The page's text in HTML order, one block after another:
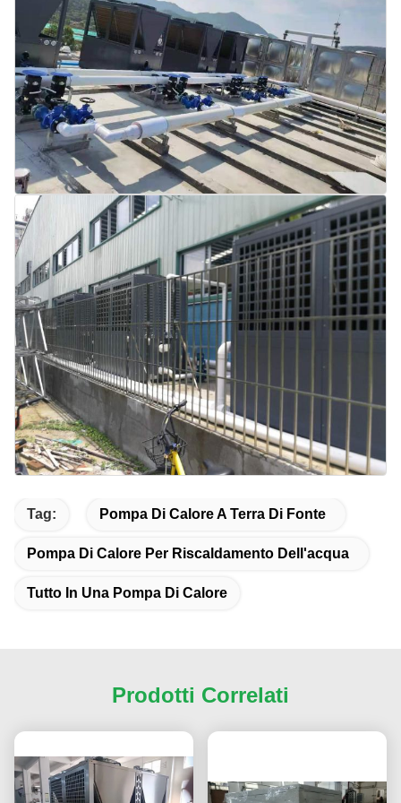
Tag: Pompa Di Calore A Terra Di Fonte
Pompa Di Calore Per Riscaldamento Dell'acqua
Tutto In Una Pompa Di Calore
Prodotti Correlati